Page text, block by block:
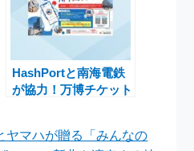
HashPortと南海電鉄
が協力！万博チケット
実施中
ヤマハが贈る「みんなの